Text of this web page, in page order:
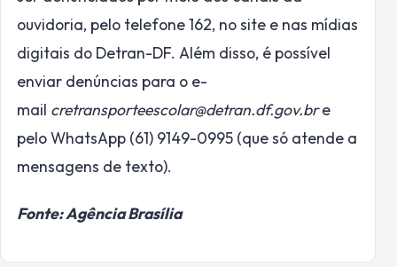
ouvidoria, pelo telefone 162, no site e nas mídias
digitais do Detran-DF. Além disso, é possível
enviar denúncias para o e-
mail cretransporteescolar@detran.df.gov.bre
pelo WhatsApp (61) 9149-0995 (que só atende a
mensagens de texto).
Fonte: Agência Brasília